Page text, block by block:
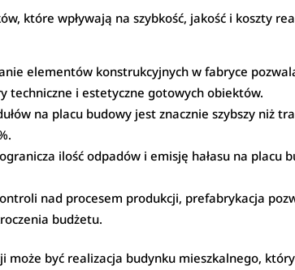
które wpływają na szybkość, jakość i koszty
elementów konstrukcyjnych w fabryce
techniczne i estetyczne gotowych obiektów.
na placu budowy jest znacznie szybszy niż
ilość odpadów i emisję hałasu na placu
nad procesem produkcji, prefabrykacja
budżetu.
może być realizacja budynku mieszkalnego,